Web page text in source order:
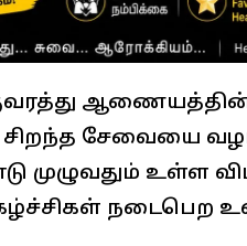
ஆணையத்தின்
சிறந்த சேவையை
முழுவதும் உள்ள
நடைபெற